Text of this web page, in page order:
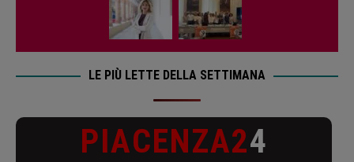
LE PIÙ LETTE DELLA SETTIMANA
PIACENZA24